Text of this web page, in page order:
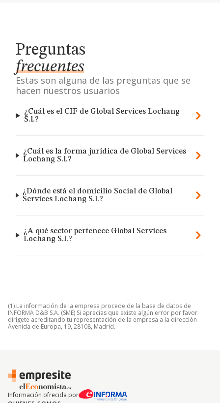
Preguntas
frecuentes
Estas son alguna de las preguntas que se
hacen nuestros usuarios
¿Cuál es el CIF de Global Services Lochang
S.l.?
¿Cuál es la forma jurídica de Global Services
Lochang S.l.?
¿Dónde está el domicilio Social de Global
Services Lochang S.l.?
¿A qué sector pertenece Global Services
Lochang S.l.?
(1) La información de la empresa procede de la base de datos de
INFORMA D&B S.A. (SME) Si aprecias que existe algún error por favor
dirígete acreditando tu representación de la empresa a la dirección
Avenida de Europa, 19, 28108, Madrid.
Información ofrecida por